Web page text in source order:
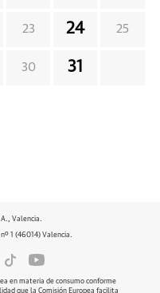
23 24 25
30 31
Valencia.
1 (46014) Valencia.
en materia de consumo conforme
que la Comisión Europea facilita